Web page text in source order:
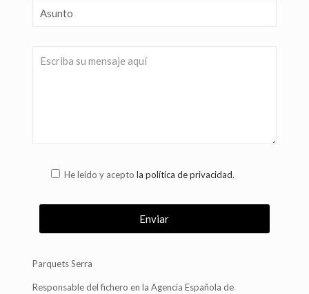
He leído y acepto la política de privacidad.
Parquets Serra
Responsable del fichero en la Agencia Española de